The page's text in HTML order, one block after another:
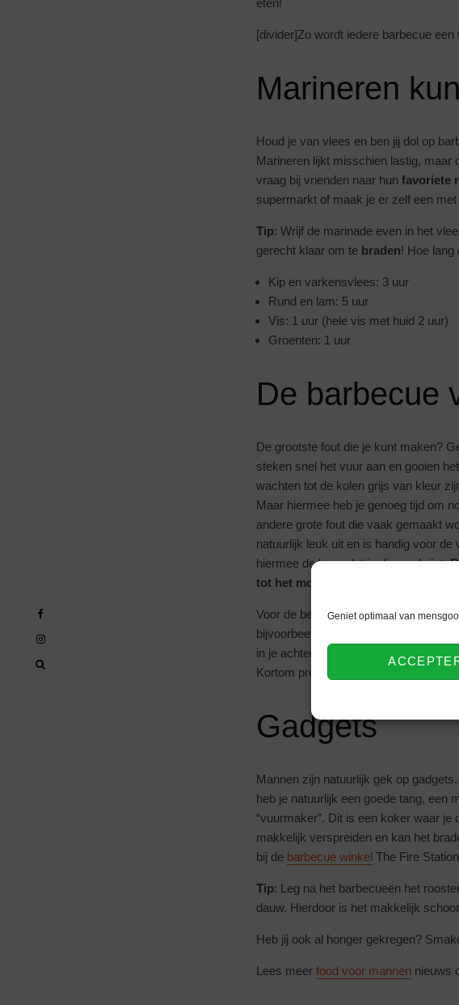
Geniet optimaal van
eten!
[divider]Zo wordt iedere barbecue een
Marineren
Houd je van vlees en ben jij dol op
Marineren lijkt misschien lastig, maar
vraag bij vrienden naar hun favoriete
supermarkt of maak je er zelf een
Tip: Wrijf de marinade even in het
gerecht klaar om te braden! Hoe lang
Kip en varkensvlees: 3 uur
Rund en lam: 5 uur
Vis: 1 uur (hele vis met huid 2 uur)
Groenten: 1 uur
De barbecue
De grootste fout die je kunt maken?
steken snel het vuur aan en gooien
wachten tot de kolen grijs van kleur
Maar hiermee heb je genoeg tijd om
andere grote fout die vaak gemaakt
natuurlijk leuk uit en is handig voor de
hiermee de kans dat je diarree krijgt.
tot het moment dat je gaat
Voor de beste barbecue ervaring, is
bijvoorbeeld met de allernieuwste
in je achtertuin of een restaurant. Ook
Kortom precies dat wat je nodig hebt
Gadgets
Mannen zijn natuurlijk gek op
heb je natuurlijk een goede tang, een
“vuurmaker”. Dit is een koker waar
makkelijk verspreiden en kan het
bij de barbecue winkel The Fire
Tip: Leg na het barbecueën het
dauw. Hierdoor is het makkelijk
Heb jij ook al honger gekregen?
Lees meer food voor mannen nieuws